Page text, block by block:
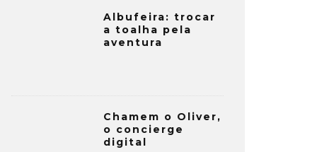
Albufeira: trocar
a toalha pela
aventura
Chamem o Oliver,
o concierge
digital